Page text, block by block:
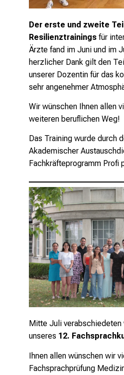
Der erste und zweite
Resilienztrainings für
Ärzte fand im Juni und im
herzlicher Dank gilt den
unserer Dozentin für das
sehr angenehmer
Wir wünschen Ihnen allen
weiteren beruflichen Weg!
Das Training wurde durch
Akademischer
Fachkräfteprogramm Profi
Mitte Juli
unseres 12.
Ihnen allen wünschen wir
Fachsprachprüfung